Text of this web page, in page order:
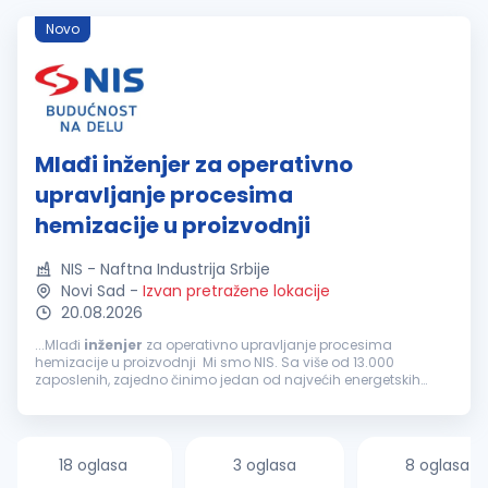
Novo
Mlađi inženjer za operativno
upravljanje procesima
hemizacije u proizvodnji
NIS - Naftna Industrija Srbije
Novi Sad - Izvan pretražene lokacije
20.08.2026
...Mlađi inženjer za operativno upravljanje procesima
hemizacije u proizvodnji Mi smo NIS. Sa više od 13.000
zaposlenih, zajedno činimo jedan od najvećih energetskih
ponekad...
18 oglasa 3 oglasa 8 oglasa